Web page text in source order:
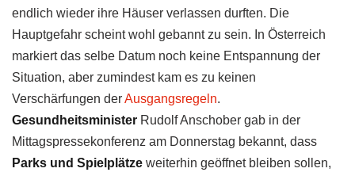
endlich wieder ihre Häuser verlassen durften. Die
Hauptgefahr scheint wohl gebannt zu sein. In Österreich
markiert das selbe Datum noch keine Entspannung der
Situation, aber zumindest kam es zu keinen
Verschärfungen derAusgangsregeln.
Gesundheitsminister Rudolf Anschober gab in der
Mittagspressekonferenz am Donnerstag bekannt, dass
Parks und Spielplätze weiterhin geöffnet bleiben sollen,